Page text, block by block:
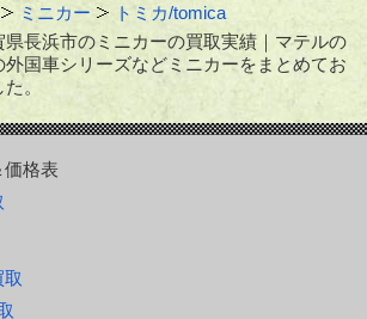
ミニカー
トミカ/tomica
県長浜市のミニカーの買取実績｜マテルの
外国車シリーズなどミニカーをまとめてお
。
価格表